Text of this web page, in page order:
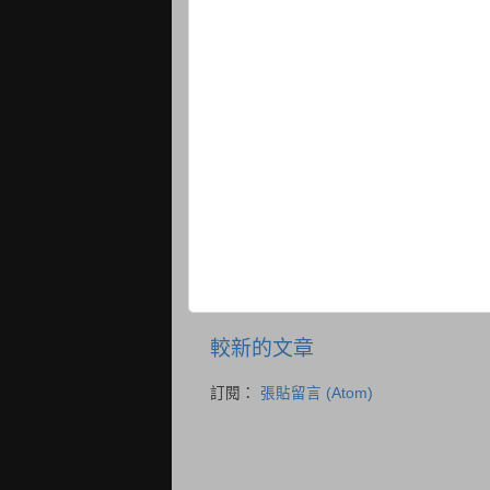
較新的文章
訂閱： 張貼留言 (Atom)